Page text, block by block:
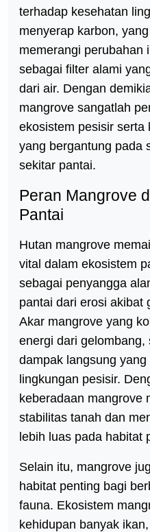
terhadap kesehatan
menyerap karbon,
memerangi perubahan
sebagai filter alami
dari air. Dengan
mangrove sangatlah
ekosistem pesisir serta
yang bergantung pada
sekitar pantai.
Peran Mangrove
Pantai
Hutan mangrove
vital dalam ekosistem
sebagai penyangga
pantai dari erosi akibat
Akar mangrove yang
energi dari gelombang,
dampak langsung
lingkungan pesisir.
keberadaan mangrove
stabilitas tanah dan
lebih luas pada habitat
Selain itu, mangrove
habitat penting bagi
fauna. Ekosistem
kehidupan banyak